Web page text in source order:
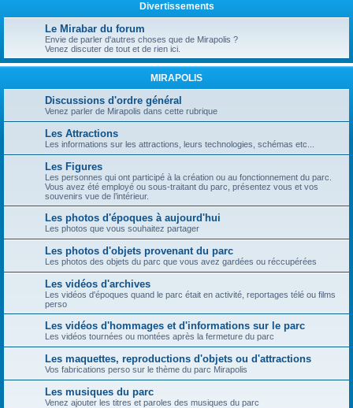
Divertissements
Le Mirabar du forum
Envie de parler d'autres choses que de Mirapolis ?
Venez discuter de tout et de rien ici.
MIRAPOLIS
Discussions d'ordre général
Venez parler de Mirapolis dans cette rubrique
Les Attractions
Les informations sur les attractions, leurs technologies, schémas etc...
Les Figures
Les personnes qui ont participé à la création ou au fonctionnement du parc.
Vous avez été employé ou sous-traitant du parc, présentez vous et vos
souvenirs vue de l’intérieur.
Les photos d'époques à aujourd'hui
Les photos que vous souhaitez partager
Les photos d'objets provenant du parc
Les photos des objets du parc que vous avez gardées ou réccupérées
Les vidéos d'archives
Les vidéos d'époques quand le parc était en activité, reportages télé ou films
perso
Les vidéos d'hommages et d'informations sur le parc
Les vidéos tournées ou montées après la fermeture du parc
Les maquettes, reproductions d'objets ou d'attractions
Vos fabrications perso sur le thème du parc Mirapolis
Les musiques du parc
Venez ajouter les titres et paroles des musiques du parc